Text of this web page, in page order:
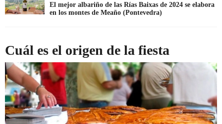
El mejor albariño de las Rías Baixas de 2024 se elabora
en los montes de Meaño (Pontevedra)
Cuál es el origen de la fiesta